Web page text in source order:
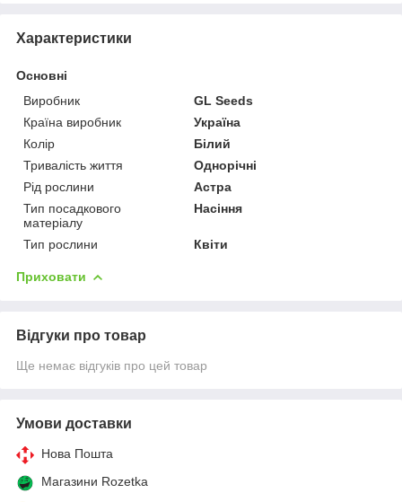
Характеристики
Основні
Виробник
GL Seeds
Країна виробник
Україна
Колір
Білий
Тривалість життя
Однорічні
Рід рослини
Астра
Тип посадкового
матеріалу
Насіння
Тип рослини Квіти
Приховати
Відгуки про товар
Ще немає відгуків про цей товар
Умови доставки
Нова Пошта
Магазини Rozetka